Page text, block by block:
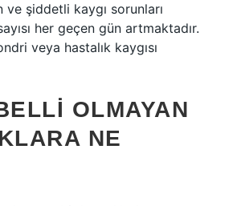
ve şiddetli kaygı sorunları
her geçen gün artmaktadır.
veya hastalık kaygısı
OLMAYAN
NE